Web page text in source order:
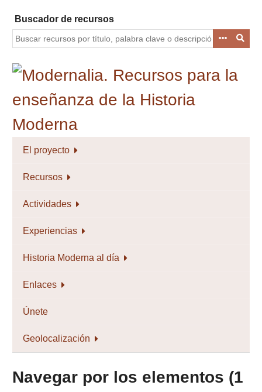
contenido
principal
Buscador de recursos
El proyecto
Recursos
Actividades
Experiencias
Historia Moderna al día
Enlaces
Únete
Geolocalización
Navegar por los elementos (1